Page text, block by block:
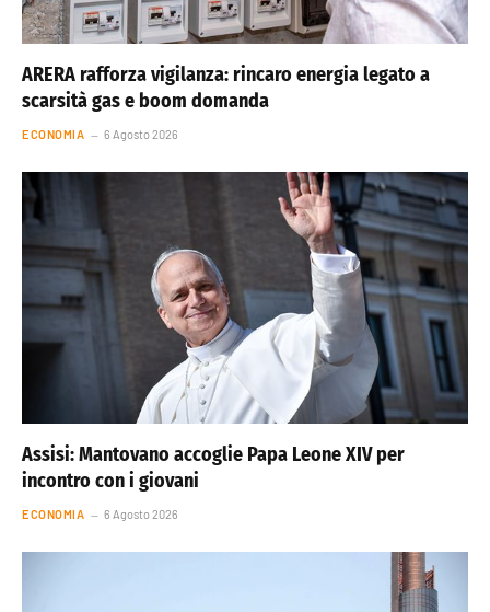
ARERA rafforza vigilanza: rincaro energia legato a
scarsità gas e boom domanda
ECONOMIA 6 Agosto 2026
Assisi: Mantovano accoglie Papa Leone XIV per
incontro con i giovani
ECONOMIA 6 Agosto 2026